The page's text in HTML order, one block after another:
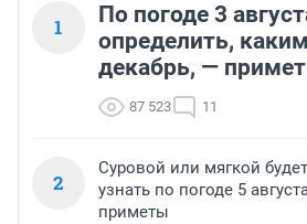
1
По погоде 3
определить,
декабрь, —
87 523 11
2
Суровой или мягкой
узнать по погоде 5
приметы